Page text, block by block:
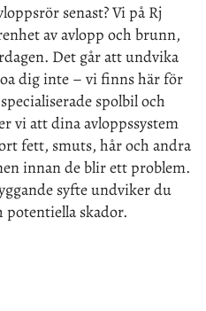
senast? Vi på Rj
av avlopp och brunn,
Det går att undvika
dig inte – vi finns här för
spolbil och
vi att dina avloppssystem
fett, smuts, hår och andra
innan de blir ett problem.
syfte undviker du
potentiella skador.